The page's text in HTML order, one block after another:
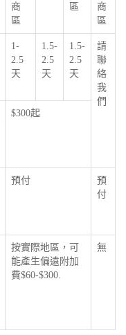
商
區
區
商
區
1-
2.5
天
1.5-
2.5
天
1.5-
2.5
天
請
聯
絡
我
們
$300起
預付
預
付
按實際地區，可
能產生偏遠附加
費$60-$300.
無